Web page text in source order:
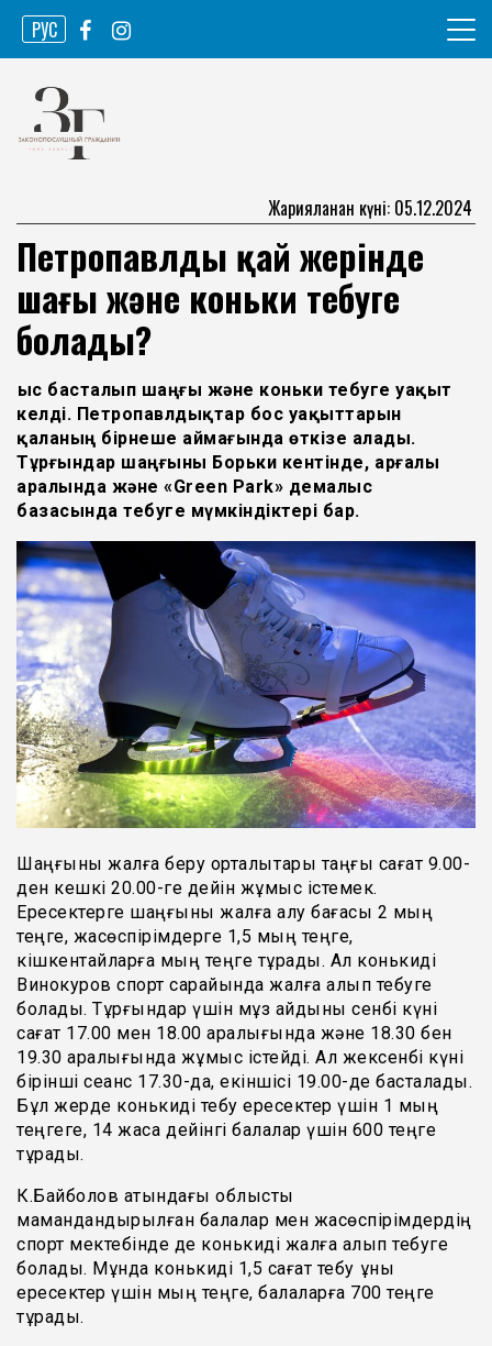
Skip
content
РУС
Законопослушный гражданин
Жарияланған күні: 05.12.2024
Петропавлдың қай жерінде
шаңғы және коньки тебуге
болады?
Қыс басталып шаңғы және коньки тебуге уақыт
келді. Петропавлдықтар бос уақыттарын
қаланың бірнеше аймағында өткізе алады.
Тұрғындар шаңғыны Борьки кентінде, Қарғалы
аралында және «Green Park» демалыс
базасында тебуге мүмкіндіктері бар.
Шаңғыны жалға беру орталықтары таңғы сағат 9.00-
ден кешкі 20.00-ге дейін жұмыс істемек.
Ересектерге шаңғыны жалға алу бағасы 2 мың
теңге, жасөспірімдерге 1,5 мың теңге,
кішкентайларға мың теңге тұрады. Ал конькиді
Винокуров спорт сарайында жалға алып тебуге
болады. Тұрғындар үшін мұз айдыны сенбі күні
сағат 17.00 мен 18.00 аралығында және 18.30 бен
19.30 аралығында жұмыс істейді. Ал жексенбі күні
бірінші сеанс 17.30-да, екіншісі 19.00-де басталады.
Бұл жерде конькиді тебу ересектер үшін 1 мың
теңгеге, 14 жасқа дейінгі балалар үшін 600 теңге
тұрады.
К.Байболов атындағы облыстық
мамандандырылған балалар мен жасөспірімдердің
спорт мектебінде де конькиді жалға алып тебуге
болады. Мұнда конькиді 1,5 сағат тебу құны
ересектер үшін мың теңге, балаларға 700 теңге
тұрады.